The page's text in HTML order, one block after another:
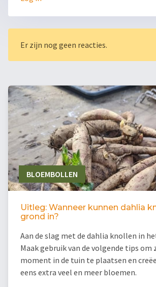
Er zijn nog geen reacties.
BLOEMBOLLEN
Uitleg: Wanneer kunnen dahlia
grond in?
Aan de slag met de dahlia knollen in
Maak gebruik van de volgende tips om
moment in de tuin te plaatsen en
eens extra veel en meer bloemen.